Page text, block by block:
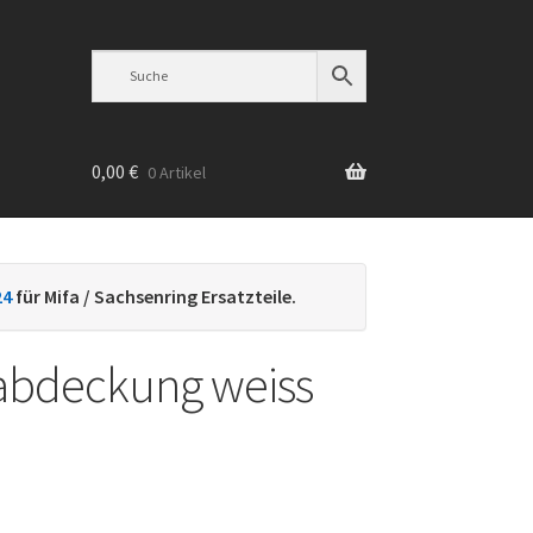
0,00 € 0 Artikel
für Mifa / Sachsenring Ersatzteile.
weiss